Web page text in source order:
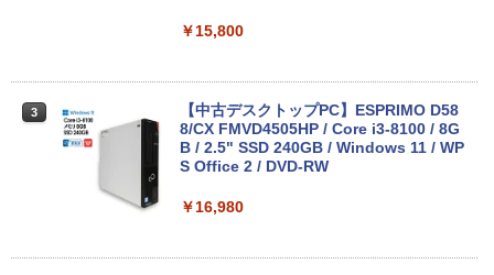
B/1TB選択可 13.3型 軽量 モバイル ビジ
ネス 在宅勤務 学生向け
￥12,980
￥15,800
3
【中古デスクトップPC】ESPRIMO D58
8/CX FMVD4505HP / Core i3-8100 / 8G
B / 2.5" SSD 240GB / Windows 11 / WP
S Office 2 / DVD-RW
￥16,980